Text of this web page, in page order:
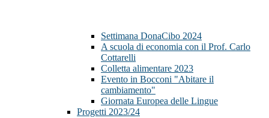
Settimana DonaCibo 2024
A scuola di economia con il Prof. Carlo
Cottarelli
Colletta alimentare 2023
Evento in Bocconi "Abitare il
cambiamento"
Giornata Europea delle Lingue
Progetti 2023/24